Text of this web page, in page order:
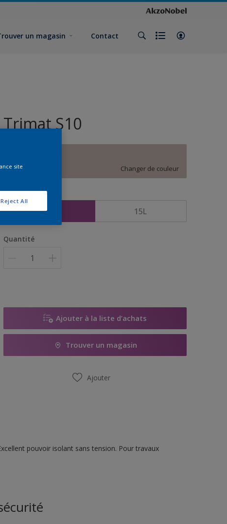
un magasin Contact
Trimat S10
Changer de couleur
5L 15L
Quantité
Ajouter à la liste d’achats
Trouver un magasin
Ajouter
pouvoir isolant sans tension. Pour travaux
site
Reject All